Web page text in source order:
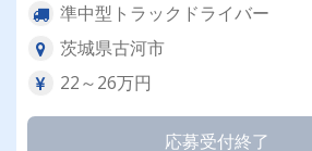
準中型トラックドライバー
茨城県古河市
22～26万円
応募受付終了